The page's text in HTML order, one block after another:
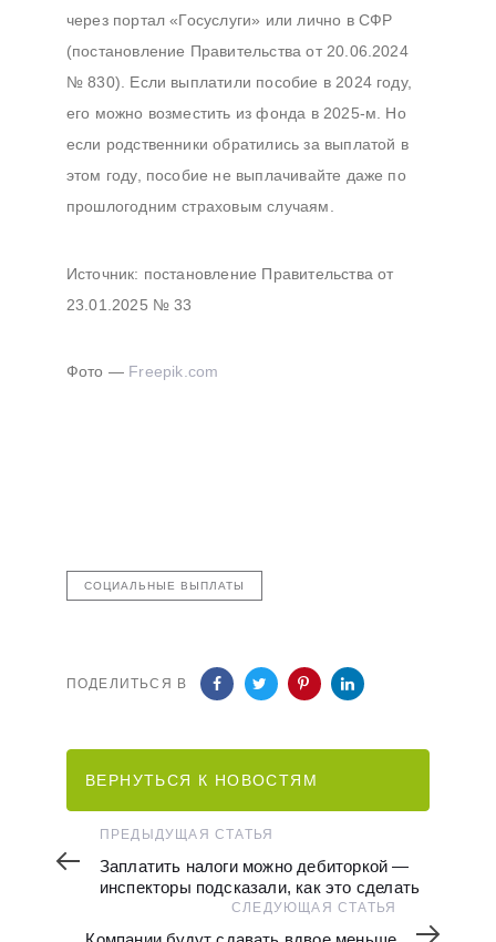
через портал «Госуслуги» или лично в СФР
(постановление Правительства от 20.06.2024
№ 830). Если выплатили пособие в 2024 году,
его можно возместить из фонда в 2025-м. Но
если родственники обратились за выплатой в
этом году, пособие не выплачивайте даже по
прошлогодним страховым случаям.
Источник: постановление Правительства от
23.01.2025 № 33
Фото — Freepik.com
СОЦИАЛЬНЫЕ ВЫПЛАТЫ
ПОДЕЛИТЬСЯ В
ВЕРНУТЬСЯ К НОВОСТЯМ
Предыдущая
ПРЕДЫДУЩАЯ СТАТЬЯ
Заплатить налоги можно дебиторкой —
инспекторы подсказали, как это сделать
СЛЕДУЮЩАЯ СТАТЬЯ